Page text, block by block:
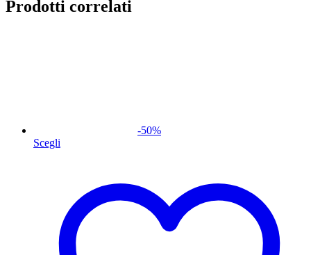
Prodotti correlati
-50%
Scegli